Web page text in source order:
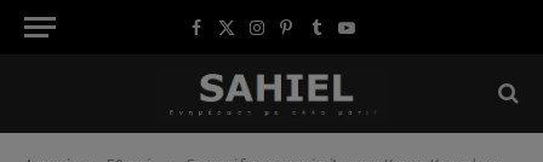
Facebook
X
Instagram
Pinterest
TumblrYouTube